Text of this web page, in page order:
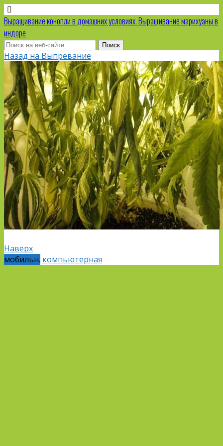
Выращивание конопли в домашних условиях. Выращивание марихуаны в
индоре
Назад на Выпревание
Наверх
мобильн. компьютерная